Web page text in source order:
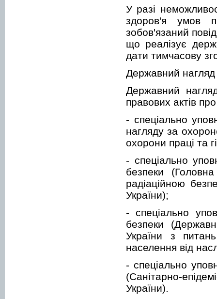
У разі
здоров'я умов
зобов'язаний
що реалізує
дати тимчасову
Державний
Державний
правових актів
- спеціально
нагляду за
охорони праці та
- спеціально
безпеки
радіаційною
України);
- спеціально
безпеки
України з
населення від
- спеціально
(Санітарно-
України).